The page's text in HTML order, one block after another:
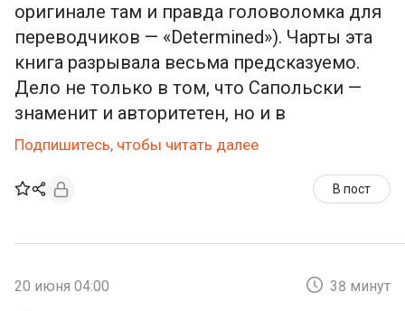
оригинале там и правда головоломка для
переводчиков — «Determined»). Чарты эта
книга разрывала весьма предсказуемо.
Дело не только в том, что Сапольски —
знаменит и авторитетен, но и в
Подпишитесь, чтобы читать далее
В пост
20 июня 04:00 38 минут